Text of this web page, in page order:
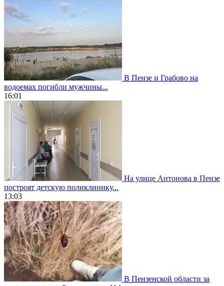
В Пензе и Грабово на
водоемах погибли мужчины...
16:01
На улице Антонова в Пензе
построят детскую поликлинику...
13:03
В Пензенской области за